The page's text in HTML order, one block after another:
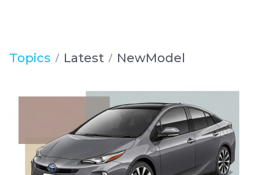
Topics Latest NewModel